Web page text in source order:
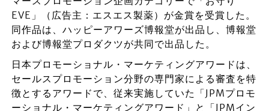
EVE」（広告主：エスエス製薬）が金賞を受賞した。
同作品は、ハッピーアワーズ博報堂が出品し、博報堂
および博報堂プロダクツが共同で出品した。
日本プロモーショナル・マーケティングアワードは、
セールスプロモーション分野の専門家による審査を特
徴とするアワードで、従来実施していた「JPMプロモ
ーショナル・マーケティングアワード」と「JPMイン